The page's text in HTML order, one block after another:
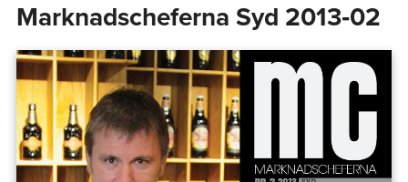
Marknadscheferna Syd 2013‑02